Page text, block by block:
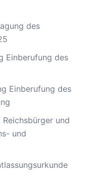
des
Einberufung des
Einberufung des
und
und